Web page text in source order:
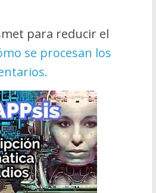
para reducir el
se procesan los